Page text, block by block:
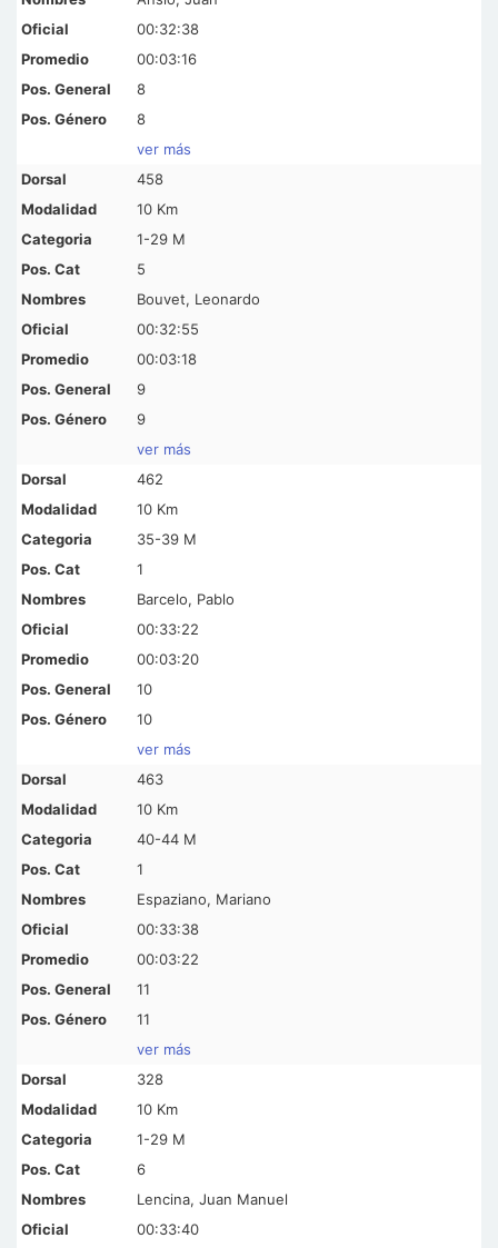
00:32:38
00:03:16
8
8
ver más
458
10 Km
1-29 M
5
Bouvet, Leonardo
00:32:55
00:03:18
9
9
ver más
462
10 Km
35-39 M
1
Barcelo, Pablo
00:33:22
00:03:20
10
10
ver más
463
10 Km
40-44 M
1
Espaziano, Mariano
00:33:38
00:03:22
11
11
ver más
328
10 Km
1-29 M
6
Lencina, Juan Manuel
00:33:40